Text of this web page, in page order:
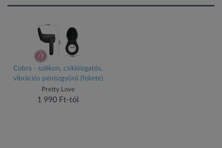
Cobra - szilikon, csiklóizgatós,
vibrációs péniszgyűrű (fekete)
Pretty Love
1 990 Ft-tól